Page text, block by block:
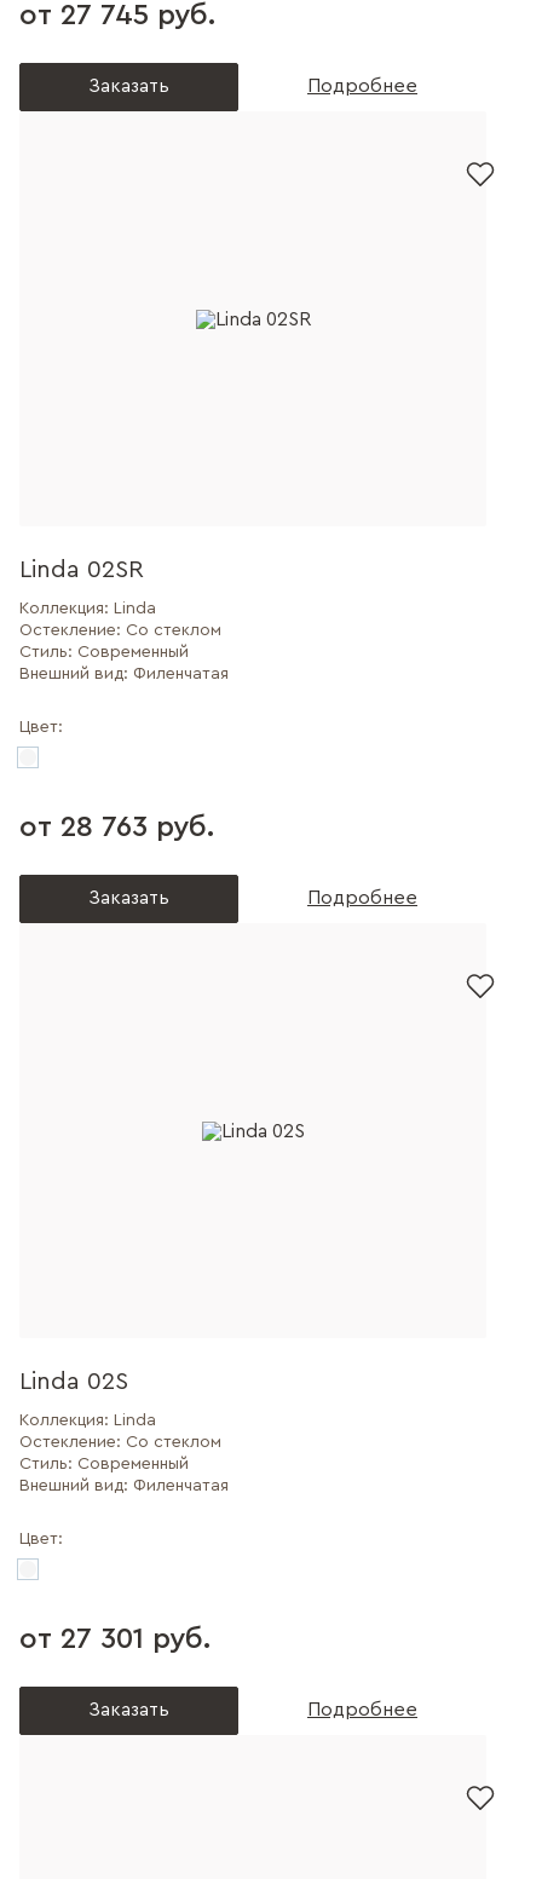
от 27 745 руб.
Заказать Подробнее
Linda 02SR
Коллекция: Linda
Остекление: Со стеклом
Стиль: Современный
Внешний вид: Филенчатая
Цвет:
от 28 763 руб.
Заказать Подробнее
Linda 02S
Коллекция: Linda
Остекление: Со стеклом
Стиль: Современный
Внешний вид: Филенчатая
Цвет:
от 27 301 руб.
Заказать Подробнее